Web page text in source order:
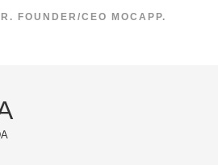
FOUNDER/CEO MOCAPP.